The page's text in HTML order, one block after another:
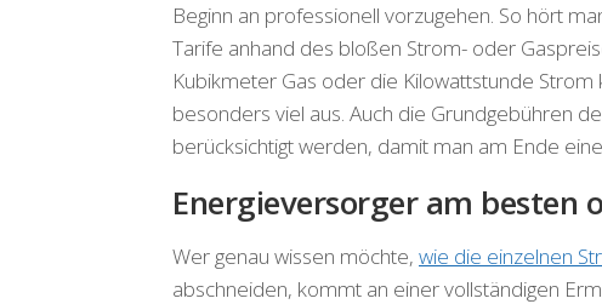
Beginn an professionell vorzugehen. So hört
Tarife anhand des bloßen Strom- oder
Kubikmeter Gas oder die Kilowattstunde
besonders viel aus. Auch die Grundgebühren
berücksichtigt werden, damit man am Ende
Energieversorger am besten
Wer genau wissen möchte, wie die einzelnen
abschneiden, kommt an einer vollständigen